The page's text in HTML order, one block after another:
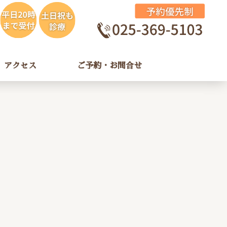
アクセス ご予約・お問合せ